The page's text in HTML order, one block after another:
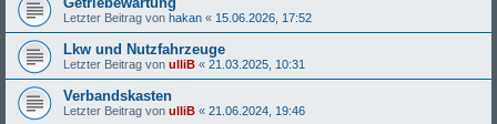
Letzter Beitrag von hakan « 15.06.2026, 17:52
Lkw und Nutzfahrzeuge
Letzter Beitrag von ulliB « 21.03.2025, 10:31
Verbandskasten
Letzter Beitrag von ulliB « 21.06.2024, 19:46